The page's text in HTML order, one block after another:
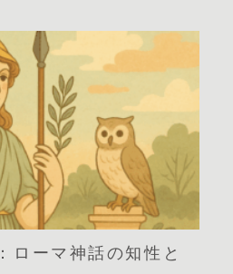
ローマ神話の知性と